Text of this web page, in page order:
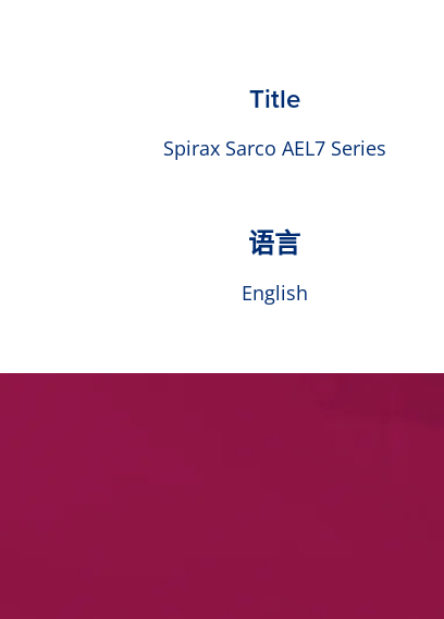
Title
Spirax Sarco AEL7 Series
语言
English